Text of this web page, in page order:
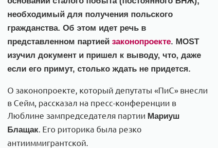
необходимый для получения польского
гражданства. Об этом идет речь в
представленном партией законопроекте. MOST
изучил документ и пришел к выводу, что, даже
если его примут, столько ждать не придется.
О законопроекте, который депутаты «ПиС» внесли
в Сейм, рассказал на пресс-конференции в
Люблине зампредседателя партии Мариуш
Блащак . Его риторика была резко
антииммигрантской.